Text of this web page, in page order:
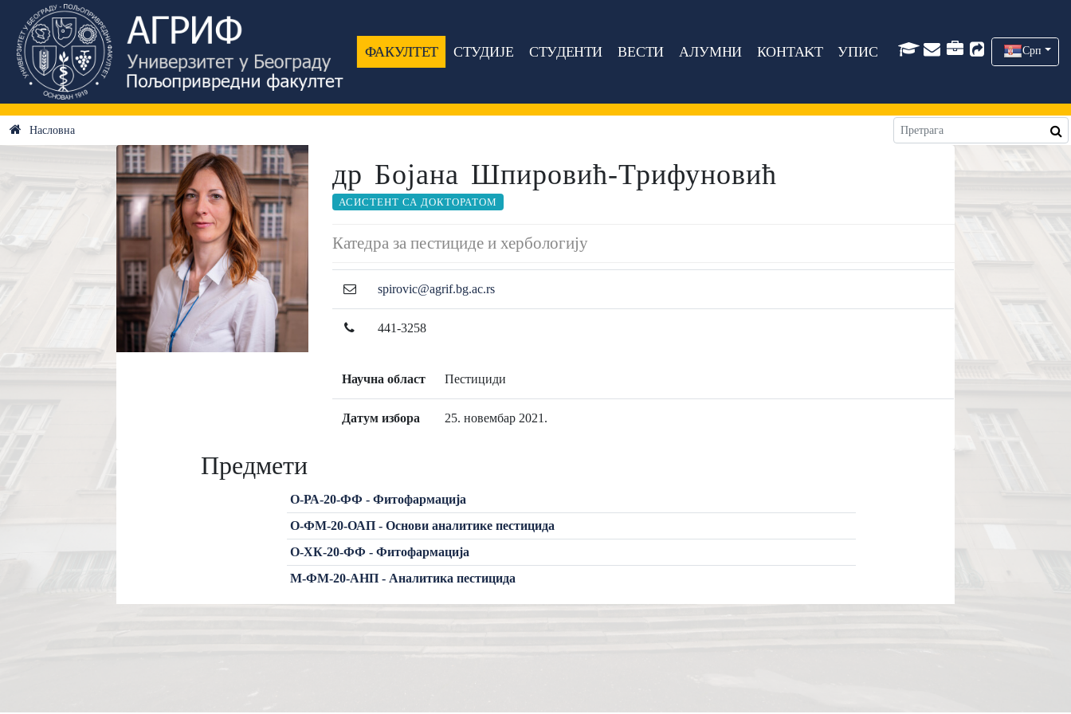
ФАКУЛТЕТ СТУДИЈЕ СТУДЕНТИ ВЕСТИ АЛУМНИ КОНТАКТ УПИС Срп
Насловна
др Бојана Шпировић-Трифуновић
АСИСТЕНТ СА ДОКТОРАТОМ
Катедра за пестициде и хербологију
spirovic@agrif.bg.ac.rs
441-3258
Научна област Пестициди
Датум избора 25. новембар 2021.
Предмети
О-РА-20-ФФ - Фитофармација
О-ФМ-20-ОАП - Основи аналитике пестицида
О-ХК-20-ФФ - Фитофармација
М-ФМ-20-АНП - Аналитика пестицида